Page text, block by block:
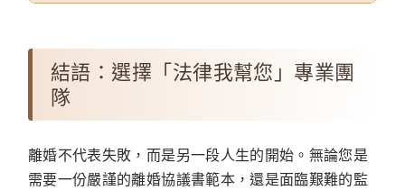
結語：選擇「法律我幫您」專業團
隊
離婚不代表失敗，而是另一段人生的開始。無論您是
需要一份嚴謹的離婚協議書範本，還是面臨艱難的監